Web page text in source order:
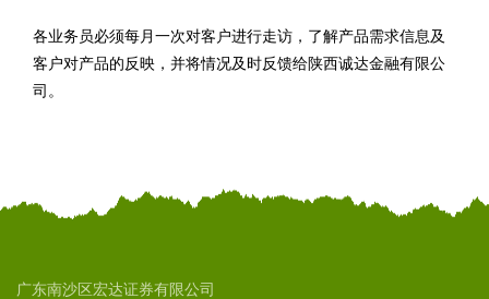
各业务员必须每月一次对客户进行走访，了解产品需求信息及
客户对产品的反映，并将情况及时反馈给陕西诚达金融有限公
司。
广东南沙区宏达证券有限公司